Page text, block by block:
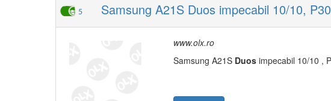
5 Samsung A21S Duos impecabil 10/10,
www.olx.ro
Samsung A21S Duos impecabil 10/10 ,